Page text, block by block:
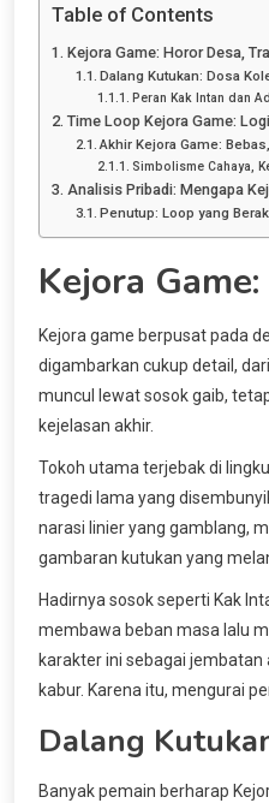
Table of Contents
Kejora Game: Horor Desa,
Dalang Kutukan: Dosa
Peran Kak Intan dan
Time Loop Kejora Game:
Akhir Kejora Game:
Simbolisme Cahaya,
Analisis Pribadi: Mengapa
Penutup: Loop yang
Kejora
Kejora game berpusat pada
digambarkan cukup detail,
muncul lewat sosok gaib,
kejelasan akhir.
Tokoh utama terjebak di
tragedi lama yang
narasi linier yang gamblang,
gambaran kutukan yang
Hadirnya sosok seperti Kak
membawa beban masa lalu
karakter ini sebagai
kabur. Karena itu, mengurai
Dalang
Banyak pemain berharap